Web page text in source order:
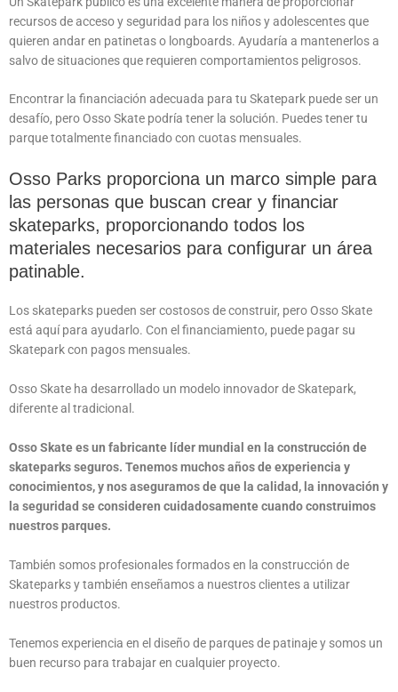
recursos de acceso y seguridad para los niños y adolescentes que
quieren andar en patinetas o longboards. Ayudaría a mantenerlos a
salvo de situaciones que requieren comportamientos peligrosos.
Encontrar la financiación adecuada para tu Skatepark puede ser un
desafío, pero Osso Skate podría tener la solución. Puedes tener tu
parque totalmente financiado con cuotas mensuales.
Osso Parks proporciona un marco simple para
las personas que buscan crear y financiar
skateparks, proporcionando todos los
materiales necesarios para configurar un área
patinable.
Los skateparks pueden ser costosos de construir, pero Osso Skate
está aquí para ayudarlo. Con el financiamiento, puede pagar su
Skatepark con pagos mensuales.
Osso Skate ha desarrollado un modelo innovador de Skatepark,
diferente al tradicional.
Osso Skate es un fabricante líder mundial en la construcción de
skateparks seguros. Tenemos muchos años de experiencia y
conocimientos, y nos aseguramos de que la calidad, la innovación y
la seguridad se consideren cuidadosamente cuando construimos
nuestros parques.
También somos profesionales formados en la construcción de
Skateparks y también enseñamos a nuestros clientes a utilizar
nuestros productos.
Tenemos experiencia en el diseño de parques de patinaje y somos un
buen recurso para trabajar en cualquier proyecto.